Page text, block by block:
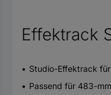
Effektrack
Studio-Effektrack
Passend für 483-